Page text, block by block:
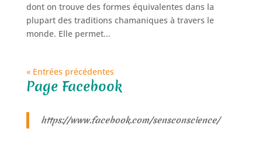
dont on trouve des formes équivalentes dans la
plupart des traditions chamaniques à travers le
monde. Elle permet...
« Entrées précédentes
Page Facebook
https://www.facebook.com/sensconscience/